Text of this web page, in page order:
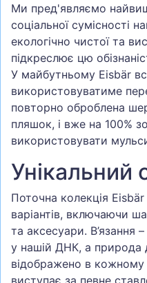
Ми пред'являємо
соціальної сумісності
екологічно чистої та
підкреслює цю
У майбутньому Eisbär
використовуватиме
повторно оброблена
пляшок, і вже на 100%
використовувати
Унікальний
Поточна колекція
варіантів, включаючи
та аксесуари. В’язання
у нашій ДНК, а
відображено в кожному
виступає за певне